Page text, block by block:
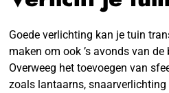
Goede verlichting kan je tuin
maken om ook ’s avonds van
Overweeg het toevoegen van
zoals lantaarns,